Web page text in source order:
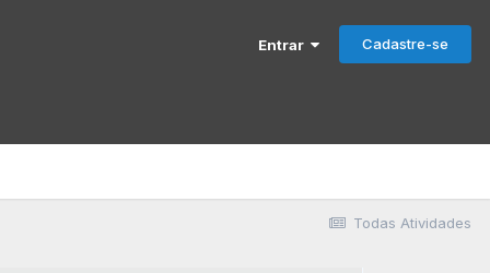
Entrar Cadastre-se
Todas Atividades